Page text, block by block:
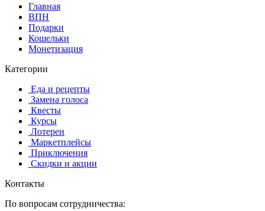
Главная
️ВПН
Подарки
Кошельки
Монетизация
Категории
️ ️Еда и рецепты
️ Замена голоса
️ Квесты
‍ Курсы
️ Лотереи
️ Маркетплейсы
️ Приключения
️ Скидки и акции
Контакты
По вопросам сотрудничества: